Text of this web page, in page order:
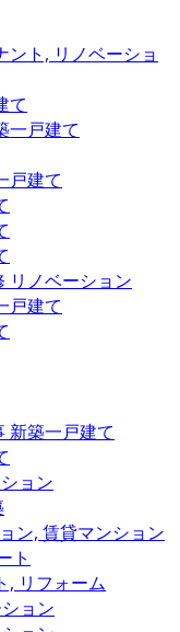
ント, リノベーショ
て
一戸建て
戸建て
リノベーション
戸建て
新築一戸建て
ョン
ン, 賃貸マンション
ト
, リフォーム
ョン